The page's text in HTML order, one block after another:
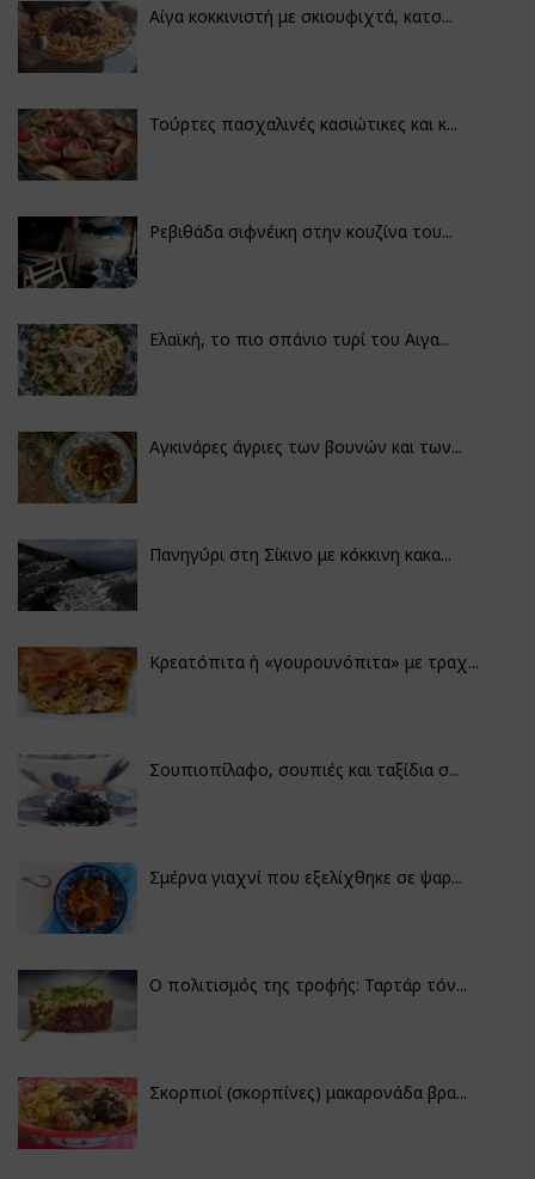
Αίγα κοκκινιστή με σκιουφιχτά, κατσ...
Τούρτες πασχαλινές κασιώτικες και κ...
Ρεβιθάδα σιφνέικη στην κουζίνα του...
Ελαϊκή, το πιο σπάνιο τυρί του Αιγα...
Αγκινάρες άγριες των βουνών και των...
Πανηγύρι στη Σίκινο με κόκκινη κακα...
Κρεατόπιτα ή «γουρουνόπιτα» με τραχ...
Σουπιοπίλαφο, σουπιές και ταξίδια σ...
Σμέρνα γιαχνί που εξελίχθηκε σε ψαρ...
Ο πολιτισμός της τροφής: Ταρτάρ τόν...
Σκορπιοί (σκορπίνες) μακαρονάδα βρα...